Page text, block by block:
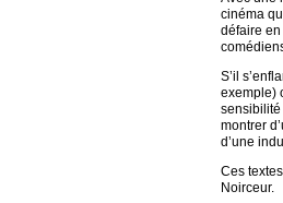
cinéma
défaire
S’il
exemple)
sensibilité
montrer
d’une
Ces
Noirceur.